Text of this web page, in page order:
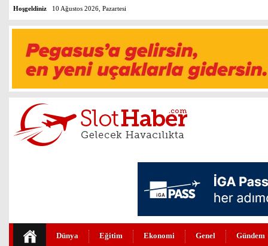
Hoşgeldiniz 10 Ağustos 2026, Pazartesi
Dünya Eğitim Ekonomi Genel Gündem